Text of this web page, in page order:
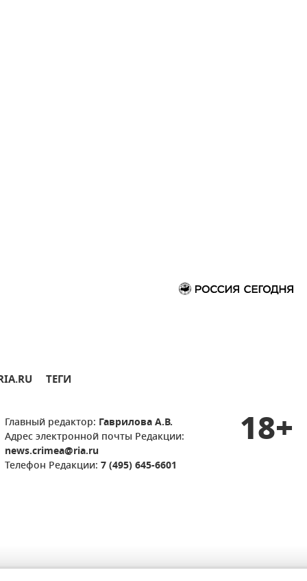
ТЕГИ
Главный редактор: Гаврилова А.В.
Адрес электронной почты Редакции:
news.crimea@ria.ru
Телефон Редакции: 7 (495) 645-6601
18+